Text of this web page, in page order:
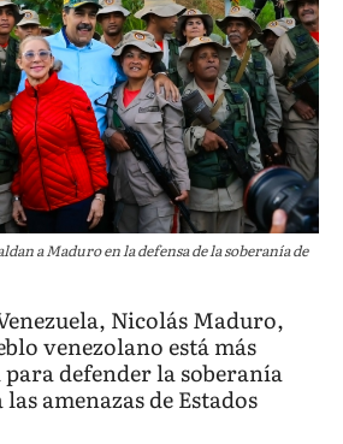
a Maduro en la defensa de la soberanía de
Nicolás Maduro,
venezolano está más
defender la soberanía
amenazas de Estados